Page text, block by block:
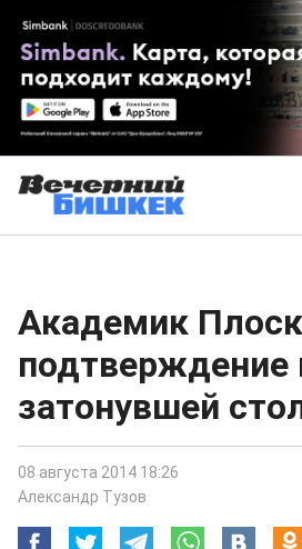
Академик
подтверждение
затонувшей
08 августа 2014 18:26
Александр Тузов